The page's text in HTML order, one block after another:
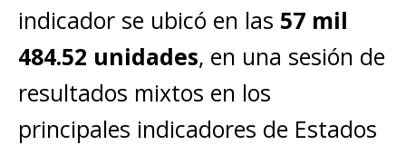
indicador se ubicó en las 57 mil
484.52 unidades, en una sesión de
resultados mixtos en los
principales indicadores de Estados